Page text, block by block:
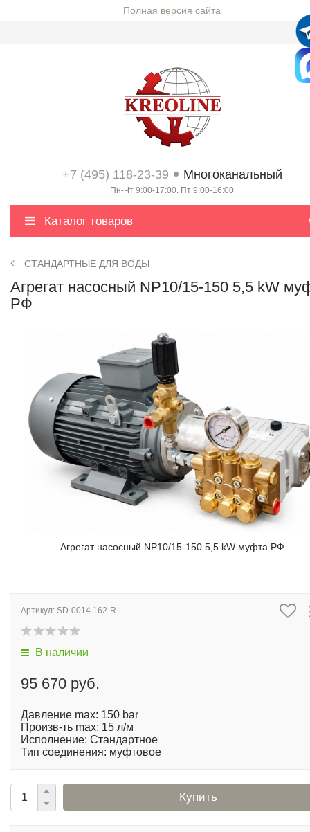
Полная версия сайта
+7 (495) 118-23-39 Многоканальный
Пн-Чт 9:00-17:00. Пт 9:00-16:00
Каталог товаров
СТАНДАРТНЫЕ ДЛЯ ВОДЫ
Агрегат насосный NP10/15-150 5,5 kW
РФ
Агрегат насосный NP10/15-150 5,5 kW муфта РФ
Артикул: SD-0014.162-R
В наличии
95 670 руб.
Давление max: 150 bar
Произв-ть max: 15 л/м
Исполнение: Стандартное
Тип соединения: муфтовое
Купить